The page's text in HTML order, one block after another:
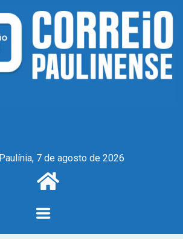
Paulínia, 7 de agosto de 2026